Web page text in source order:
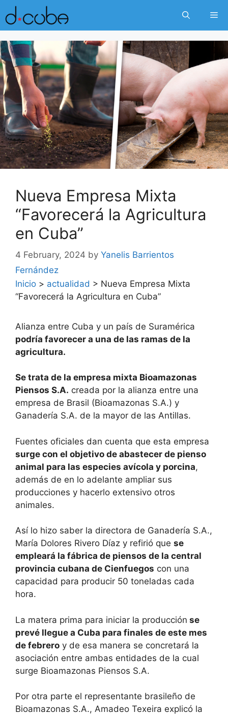
Skip
to
content
Nueva Empresa Mixta
“Favorecerá la Agricultura
en Cuba”
4 February, 2024 by Yanelis Barrientos
Fernández
Inicio > actualidad > Nueva Empresa Mixta
“Favorecerá la Agricultura en Cuba”
Alianza entre Cuba y un país de Suramérica
podría favorecer a una de las ramas de la
agricultura.
Se trata de la empresa mixta Bioamazonas
Piensos S.A. creada por la alianza entre una
empresa de Brasil (Bioamazonas S.A.) y
Ganadería S.A. de la mayor de las Antillas.
Fuentes oficiales dan cuenta que esta empresa
surge con el objetivo de abastecer de pienso
animal para las especies avícola y porcina,
además de en lo adelante ampliar sus
producciones y hacerlo extensivo otros
animales.
Así lo hizo saber la directora de Ganadería S.A.,
María Dolores Rivero Díaz y refirió que se
empleará la fábrica de piensos de la central
provincia cubana de Cienfuegos con una
capacidad para producir 50 toneladas cada
hora.
La matera prima para iniciar la producción se
prevé llegue a Cuba para finales de este mes
de febrero y de esa manera se concretará la
asociación entre ambas entidades de la cual
surge Bioamazonas Piensos S.A.
Por otra parte el representante brasileño de
Bioamazonas S.A., Amadeo Texeira explicó la